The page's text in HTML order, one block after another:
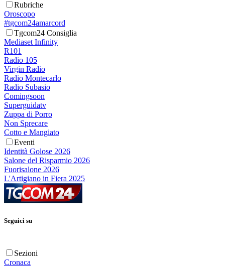
Rubriche
Oroscopo
#tgcom24amarcord
Tgcom24 Consiglia
Mediaset Infinity
R101
Radio 105
Virgin Radio
Radio Montecarlo
Radio Subasio
Comingsoon
Superguidatv
Zuppa di Porro
Non Sprecare
Cotto e Mangiato
Eventi
Identità Golose 2026
Salone del Risparmio 2026
Fuorisalone 2026
L'Artigiano in Fiera 2025
Seguici su
Sezioni
Cronaca